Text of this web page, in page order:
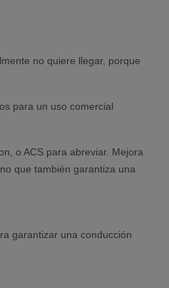
no quiere llegar, porque
para un uso comercial
o ACS para abreviar. Mejora
que también garantiza una
garantizar una conducción